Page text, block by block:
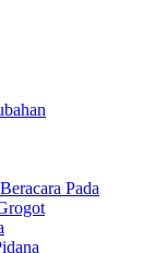
Pada